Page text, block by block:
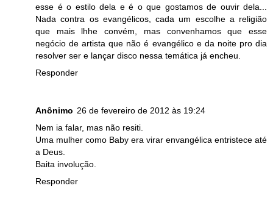
esse é o estilo dela e é o que gostamos de ouvir dela...
Nada contra os evangélicos, cada um escolhe a religião
que mais lhhe convém, mas convenhamos que esse
negócio de artista que não é evangélico e da noite pro dia
resolver ser e lançar disco nessa temática já encheu.
Responder
Anônimo 26 de fevereiro de 2012 às 19:24
Nem ia falar, mas não resiti.
Uma mulher como Baby era virar envangélica entristece até
a Deus.
Baita involução.
Responder